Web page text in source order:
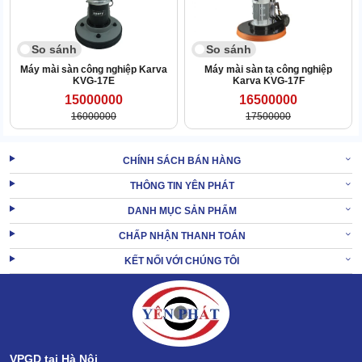
Máy có thể di chuyển linh hoạt, thay đổi hướng chính xác. Đặc biệt
hoặc có nhiều vật cản.
XEM THÊM:Máy mài sàn bê tông ASL460-T6
2. Máy mài sàn ASL T1 phù hợp dùng cho không
gian nào?
So sánh
Máy mài sàn công nghiệp Karva
KVG-17E
15000000
16000000
So sánh
Máy mài sàn tạ công nghiệp
Karva KVG-17F
16500000
17500000
CHÍNH SÁCH BÁN HÀNG
THÔNG TIN YÊN PHÁT
DANH MỤC SẢN PHẨM
CHẤP NHẬN THANH TOÁN
KẾT NỐI VỚI CHÚNG TÔI
VPGD tại Hà Nội